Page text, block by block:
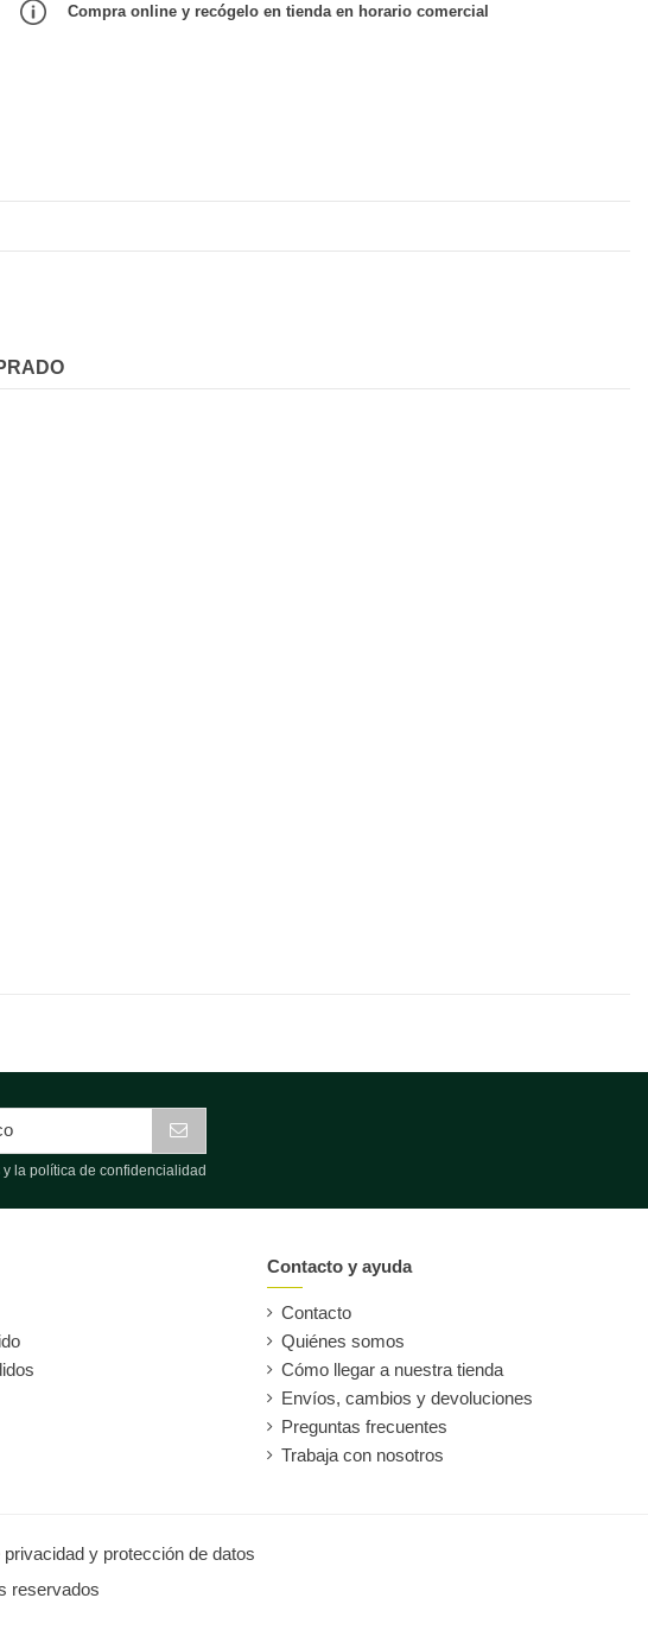
Compra online y recógelo en tienda en horario comercial
la política de confidencialidad
Contacto y ayuda
Contacto
Quiénes somos
Cómo llegar a nuestra tienda
Envíos, cambios y devoluciones
Preguntas frecuentes
Trabaja con nosotros
privacidad y protección de datos
reservados